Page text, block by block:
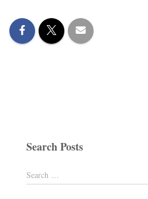
Search Posts
Search …